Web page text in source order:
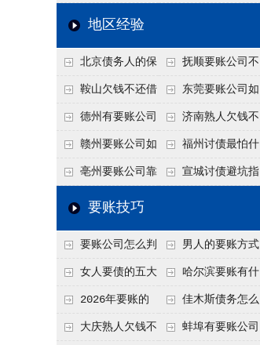
司发展趋势引发行业
服务机构持续提升合
力企业化解应收账款
难题
地区经验
北京债务人的保
证人能不能找？担保
人的连带责任怎么追
抚顺要账公司不
敢透漏的追回方法是
什么？
鞍山欠钱不还借
口太多？2026年这3
句反问话术，直接把
他后路堵死
东莞要账公司如
何有效要账讨债？20
26年合法追债经验总
结！
德州有要账公司
吗？如何合法讨债才
不沾风险？
济南熟人欠钱不
还？
赣州要账公司如
何有效讨债？合法追
债四步秘籍
福州讨债最怕什
么？2026年这两个关
亳州要账公司靠
谱吗？合法讨债四步
宣城讨债避坑指
回！
要账技巧
要账公司怎么判
断这个案子能不能
接？接案评估的标准
男人的要账方式
是什么呢？
女人要债的五大
绝招,轻松搞定
哈尔滨要账有什
么合法手段？2026年
最新追账方式总结！
2026年要账的
七个小方法
佳木斯债务怎么
追回呢？2026年成功
大庆熟人欠钱不 蚌埠有要账公司